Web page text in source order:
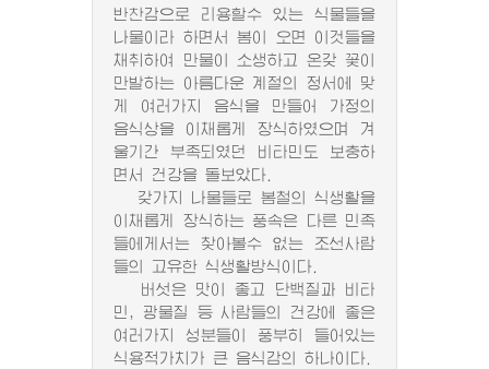
반찬감으로 리용할수 있는 식물들을
나물이라 하면서 봄이 오면 이것들을
채취하여 만물이 소생하고 온갖 꽃이
만발하는 아름다운 계절의 정서에 맞
게 여러가지 음식을 만들어 가정의
음식상을 이채롭게 장식하였으며 겨
울기간 부족되였던 비타민도 보충하
면서 건강을 돌보았다.
갖가지 나물들로 봄철의 식생활을
이채롭게 장식하는 풍속은 다른 민족
들에게서는 찾아볼수 없는 조선사람
들의 고유한 식생활방식이다.
버섯은 맛이 좋고 단백질과 비타
민, 광물질 등 사람들의 건강에 좋은
여러가지 성분들이 풍부히 들어있는
식용적가치가 큰 음식감의 하나이다.